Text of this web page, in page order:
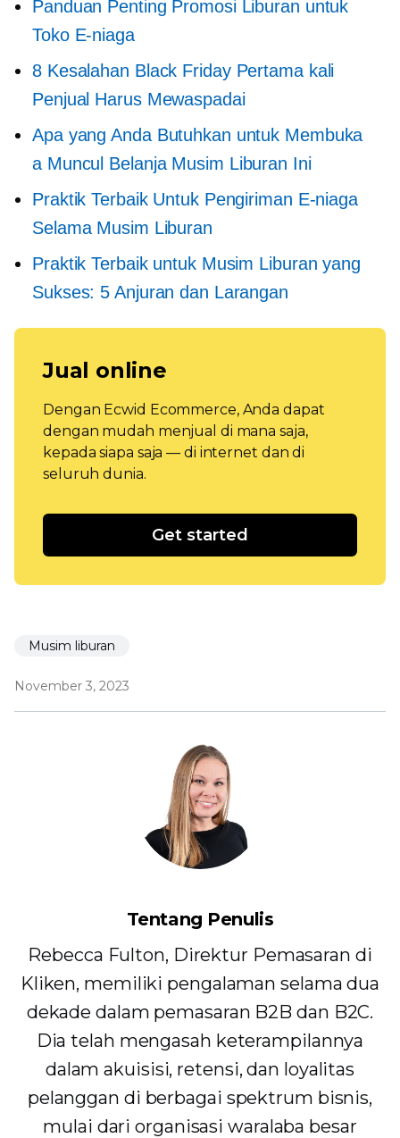
Panduan Penting Promosi Liburan untuk
Toko E-niaga
8 Kesalahan Black Friday Pertama kali
Penjual Harus Mewaspadai
Apa yang Anda Butuhkan untuk Membuka
a Muncul Belanja Musim Liburan Ini
Praktik Terbaik Untuk Pengiriman E-niaga
Selama Musim Liburan
Praktik Terbaik untuk Musim Liburan yang
Sukses: 5 Anjuran dan Larangan
Jual online
Dengan Ecwid Ecommerce, Anda dapat
dengan mudah menjual di mana saja,
kepada siapa saja — di internet dan di
seluruh dunia.
Get started
Musim liburan
November 3, 2023
Tentang Penulis
Rebecca Fulton, Direktur Pemasaran di
Kliken, memiliki pengalaman selama dua
dekade dalam pemasaran B2B dan B2C.
Dia telah mengasah keterampilannya
dalam akuisisi, retensi, dan loyalitas
pelanggan di berbagai spektrum bisnis,
mulai dari organisasi waralaba besar